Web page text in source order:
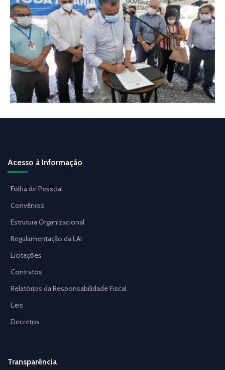
Acesso à Informação
Folha de Pessoal
Convênios
Estrutura Organizacional
Regulamentação da LAI
Licitações
Contratos
Relatórios da Responsabilidade Fiscal
Leis
Decretos
Transparência